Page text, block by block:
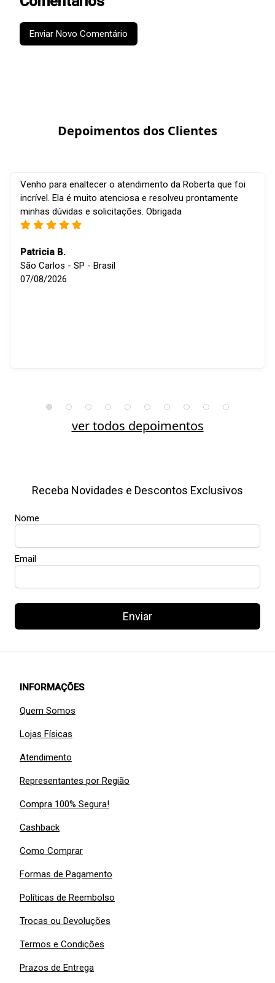
Enviar Novo Comentário
Depoimentos dos Clientes
Venho para enaltecer o atendimento da Roberta que foi
incrível. Ela é muito atenciosa e resolveu prontamente
minhas dúvidas e solicitações. Obrigada
Patricia B.
São Carlos - SP - Brasil
07/08/2026
ver todos depoimentos
Receba Novidades e Descontos Exclusivos
Nome
Email
Enviar
INFORMAÇÕES
Quem Somos
Lojas Físicas
Atendimento
Representantes por Região
Compra 100% Segura!
Cashback
Como Comprar
Formas de Pagamento
Políticas de Reembolso
Trocas ou Devoluções
Termos e Condições
Prazos de Entrega